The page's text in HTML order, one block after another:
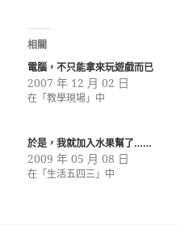
相關
電腦，不只能拿來玩遊戲而已
2007 年 12 月 02 日
在「教學現場」中
於是，我就加入水果幫了……
2009 年 05 月 08 日
在「生活五四三」中